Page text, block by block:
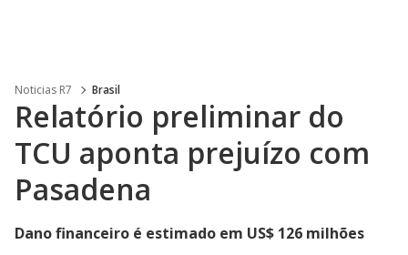
Noticias R7 Brasil
Relatório preliminar do
TCU aponta prejuízo com
Pasadena
Dano financeiro é estimado em US$ 126 milhões